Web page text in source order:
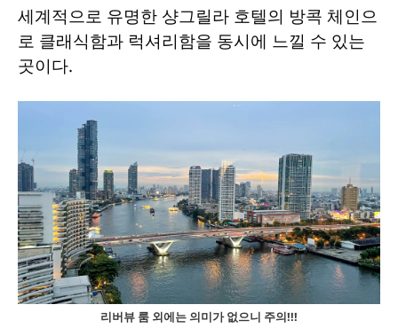
세계적으로 유명한 샹그릴라 호텔의 방콕 체인으
로 클래식함과 럭셔리함을 동시에 느낄 수 있는
곳이다.
리버뷰 룸 외에는 의미가 없으니 주의!!!